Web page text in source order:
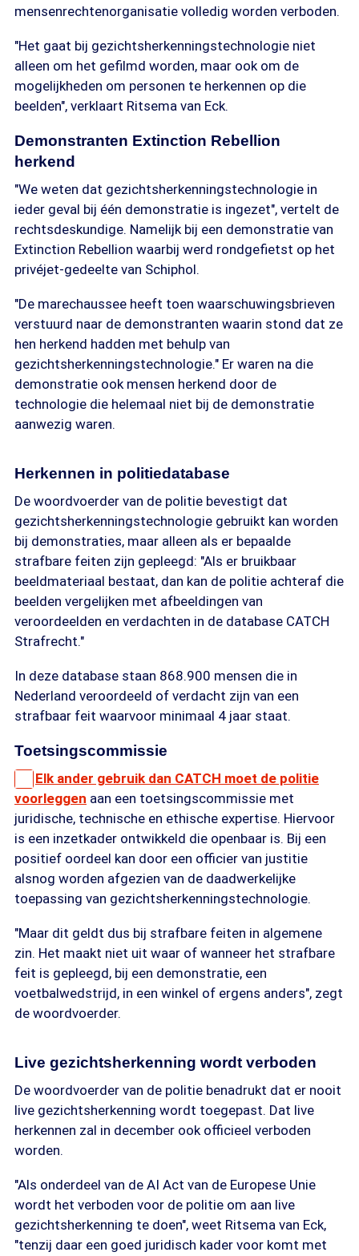
mensenrechtenorganisatie volledig worden verboden.
"Het gaat bij gezichtsherkenningstechnologie niet
alleen om het gefilmd worden, maar ook om de
mogelijkheden om personen te herkennen op die
beelden", verklaart Ritsema van Eck.
Demonstranten Extinction Rebellion
herkend
"We weten dat gezichtsherkenningstechnologie in
ieder geval bij één demonstratie is ingezet", vertelt de
rechtsdeskundige. Namelijk bij een demonstratie van
Extinction Rebellion waarbij werd rondgefietst op het
privéjet-gedeelte van Schiphol.
"De marechaussee heeft toen waarschuwingsbrieven
verstuurd naar de demonstranten waarin stond dat ze
hen herkend hadden met behulp van
gezichtsherkenningstechnologie." Er waren na die
demonstratie ook mensen herkend door de
technologie die helemaal niet bij de demonstratie
aanwezig waren.
Herkennen in politiedatabase
De woordvoerder van de politie bevestigt dat
gezichtsherkenningstechnologie gebruikt kan worden
bij demonstraties, maar alleen als er bepaalde
strafbare feiten zijn gepleegd: "Als er bruikbaar
beeldmateriaal bestaat, dan kan de politie achteraf die
beelden vergelijken met afbeeldingen van
veroordeelden en verdachten in de database CATCH
Strafrecht."
In deze database staan 868.900 mensen die in
Nederland veroordeeld of verdacht zijn van een
strafbaar feit waarvoor minimaal 4 jaar staat.
Toetsingscommissie
Elk ander gebruik dan CATCH moet de politie
voorleggen aan een toetsingscommissie met
juridische, technische en ethische expertise. Hiervoor
is een inzetkader ontwikkeld die openbaar is. Bij een
positief oordeel kan door een officier van justitie
alsnog worden afgezien van de daadwerkelijke
toepassing van gezichtsherkenningstechnologie.
"Maar dit geldt dus bij strafbare feiten in algemene
zin. Het maakt niet uit waar of wanneer het strafbare
feit is gepleegd, bij een demonstratie, een
voetbalwedstrijd, in een winkel of ergens anders", zegt
de woordvoerder.
Live gezichtsherkenning wordt verboden
De woordvoerder van de politie benadrukt dat er nooit
live gezichtsherkenning wordt toegepast. Dat live
herkennen zal in december ook officieel verboden
worden.
"Als onderdeel van de AI Act van de Europese Unie
wordt het verboden voor de politie om aan live
gezichtsherkenning te doen", weet Ritsema van Eck,
"tenzij daar een goed juridisch kader voor komt met